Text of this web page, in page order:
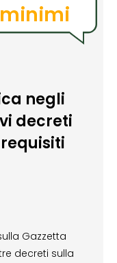
negli
decreti
Gazzetta
tre decreti sulla